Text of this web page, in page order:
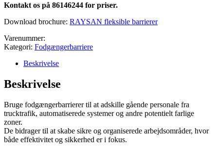
Kontakt os på 86146244 for priser.
Download brochure: RAYSAN fleksible barrierer
Varenummer:
Kategori: Fodgængerbarriere
Beskrivelse
Beskrivelse
Bruge fodgængerbarrierer til at adskille gående personale fra
trucktrafik, automatiserede systemer og andre potentielt farlige
zoner.
De bidrager til at skabe sikre og organiserede arbejdsområder, hvor
både effektivitet og sikkerhed er i fokus.